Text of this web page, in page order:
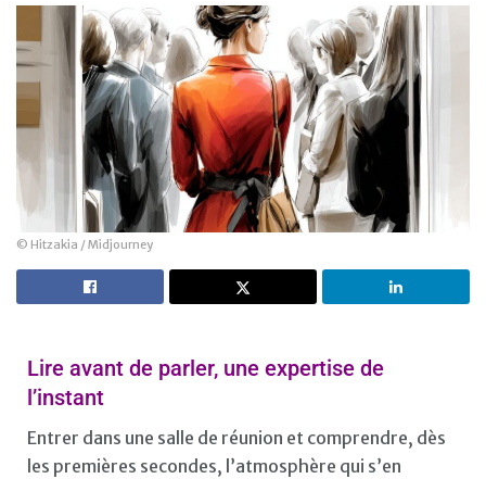
© Hitzakia / Midjourney
Lire avant de parler, une expertise de
l’instant
Entrer dans une salle de réunion et comprendre, dès
les premières secondes, l’atmosphère qui s’en